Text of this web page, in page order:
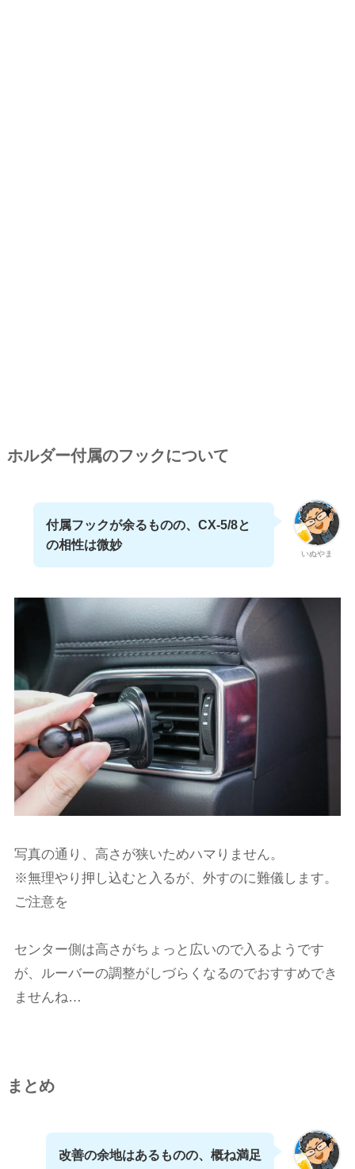
ホルダー付属のフックについて
いぬやま
付属フックが余るものの、CX-5/8と
の相性は微妙
写真の通り、高さが狭いためハマりません。
※無理やり押し込むと入るが、外すのに難儀します。
ご注意を
センター側は高さがちょっと広いので入るようです
が、ルーバーの調整がしづらくなるのでおすすめでき
ませんね…
まとめ
改善の余地はあるものの、概ね満足